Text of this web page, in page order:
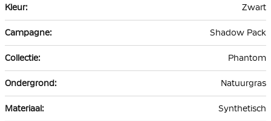
Zwart
Shadow Pack
Phantom
Natuurgras
Synthetisch